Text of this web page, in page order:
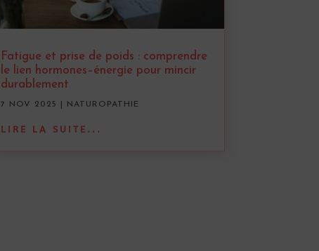
Fatigue et prise de poids : comprendre
le lien hormones–énergie pour mincir
durablement
7 NOV 2025 NATUROPATHIE
LIRE LA SUITE...